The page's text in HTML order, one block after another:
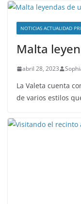
NOTICIAS ACTUALIDAD
Malta
abril 28, 2023
La Valeta cuenta
de varios estilos